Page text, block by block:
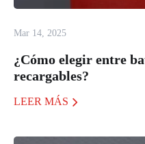
Mar 14, 2025
¿Cómo elegir entre
recargables?
LEER MÁS